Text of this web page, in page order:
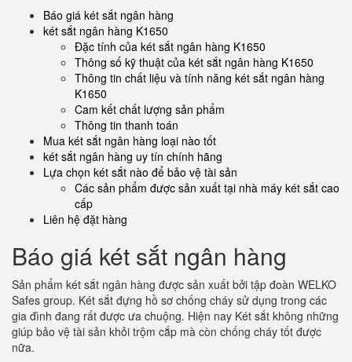
Báo giá két sắt ngân hàng
két sắt ngân hàng K1650
Đặc tính của két sắt ngân hàng K1650
Thông số kỹ thuật của két sắt ngân hàng K1650
Thông tin chất liệu và tính năng két sắt ngân hàng
K1650
Cam kết chất lượng sản phẩm
Thông tin thanh toán
Mua két sắt ngân hàng loại nào tốt
két sắt ngân hàng uy tín chính hãng
Lựa chọn két sắt nào để bảo vệ tài sản
Các sản phẩm được sản xuất tại nhà máy két sắt cao
cấp
Liên hệ đặt hàng
Báo giá két sắt ngân hàng
Sản phẩm két sắt ngân hàng được sản xuất bởi tập đoàn WELKO
Safes group. Két sắt đựng hồ sơ chống cháy sử dụng trong các
gia đình đang rất được ưa chuộng. Hiện nay Két sắt không những
giúp bảo vệ tài sản khỏi trộm cắp mà còn chống cháy tốt được
nữa.